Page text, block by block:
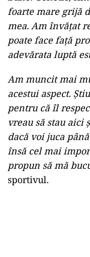
foarte mare grijă
mea. Am învăţat
poate face faţă
adevărata luptă
Am muncit mai
acestui aspect.
pentru că îl
vreau să stau aici
dacă voi juca
însă cel mai
propun să mă
sportivul.